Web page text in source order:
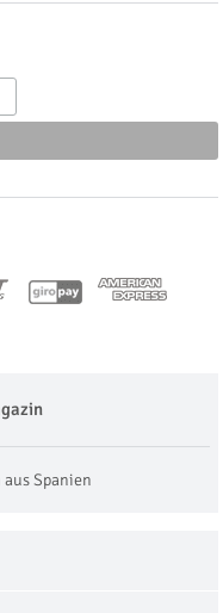
Spanien